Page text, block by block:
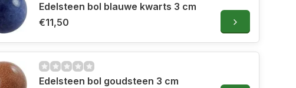
Edelsteen bol blauwe kwarts 3 cm
€11,50
Edelsteen bol goudsteen 3 cm